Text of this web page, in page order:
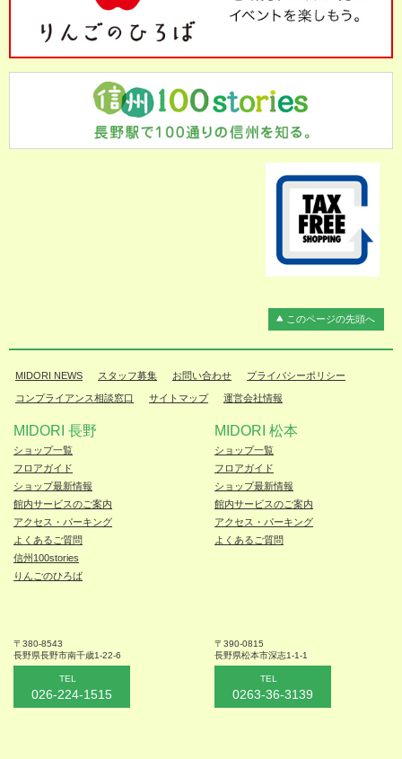
このページの先頭へ
MIDORI NEWS スタッフ募集 お問い合わせ プライバシーポリシー
コンプライアンス相談窓口 サイトマップ 運営会社情報
MIDORI 長野
ショップ一覧
フロアガイド
ショップ最新情報
館内サービスのご案内
アクセス・パーキング
よくあるご質問
信州100stories
りんごのひろば
〒380-8543
長野県長野市南千歳1-22-6
TEL
026-224-1515
MIDORI 松本
ショップ一覧
フロアガイド
ショップ最新情報
館内サービスのご案内
アクセス・パーキング
よくあるご質問
〒390-0815
長野県松本市深志1-1-1
TEL
0263-36-3139